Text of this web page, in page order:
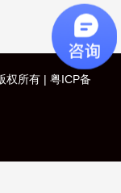
权所有 | 粤ICP备